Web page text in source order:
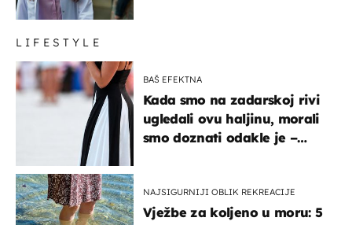
LIFESTYLE
BAŠ EFEKTNA
Kada smo na zadarskoj rivi
ugledali ovu haljinu, morali
smo doznati odakle je –
NAJSIGURNIJI OBLIK REKREACIJE
Vježbe za koljeno u moru: 5